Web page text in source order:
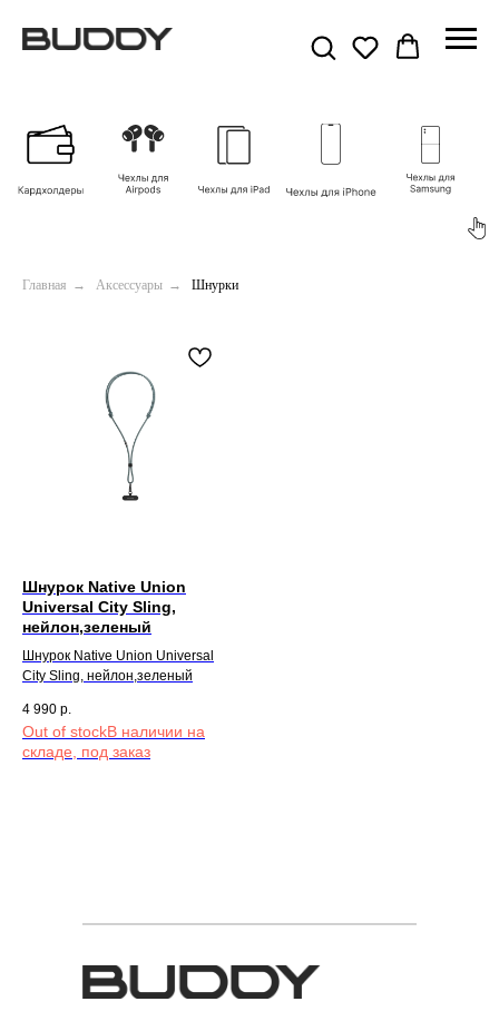
Главная → Аксессуары → Шнурки
Шнурок Native Union
Universal City Sling,
нейлон,зеленый
Шнурок Native Union Universal
City Sling, нейлон,зеленый
4 990 р.
Out of stock